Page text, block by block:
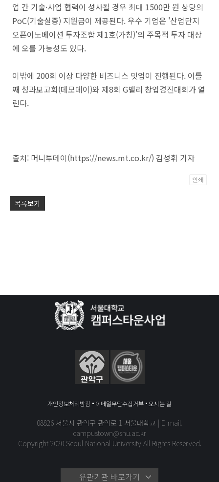
업 간 기술·사업 협력이 성사될 경우 최대 1500만 원 상당의
PoC(기술실증) 지원금이 제공된다. 우수 기업은 '산업단지
오픈이노베이션 투자조합 제1호(가칭)'의 주목적 투자 대상
에 오를 가능성도 있다.
이밖에 200회 이상 다양한 비즈니스 밋업이 진행된다. 이틀
째 성과보고회(데모데이)와 제8회 G밸리 창업경진대회가 열
린다.
출처: 머니투데이(https://news.mt.co.kr/) 김성휘 기자
인쇄
목록보기
개인정보처리방침 이메일무단수집거부 오시는 길
08826 서울시 관악구 관악로 1 서울대학교 | E-mail.
campustown@snu.ac.kr
Copyright 2020 Seoul National University All Rights Reserved.
유관기관 바로가기